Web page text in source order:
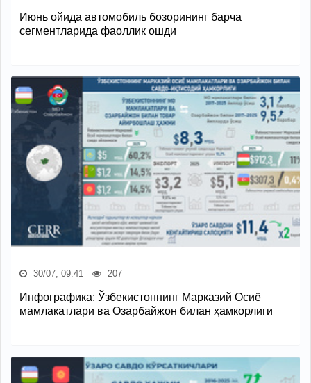
Июнь ойида автомобиль бозорининг барча
сегментларида фаоллик ошди
30/07, 09:41 207
Инфографика: Ўзбекистоннинг Марказий Осиё
мамлакатлари ва Озарбайжон билан ҳамкорлиги